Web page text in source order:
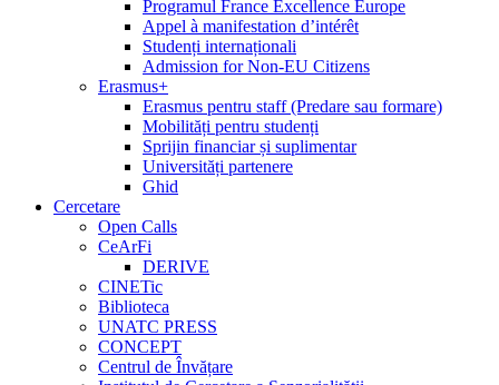
Programul France Excellence Europe
Appel à manifestation d’intérêt
Studenți internaționali
Admission for Non-EU Citizens
Erasmus+
Erasmus pentru staff (Predare sau formare)
Mobilități pentru studenți
Sprijin financiar și suplimentar
Universități partenere
Ghid
Cercetare
Open Calls
CeArFi
DERIVE
CINETic
Biblioteca
UNATC PRESS
CONCEPT
Centrul de Învățare